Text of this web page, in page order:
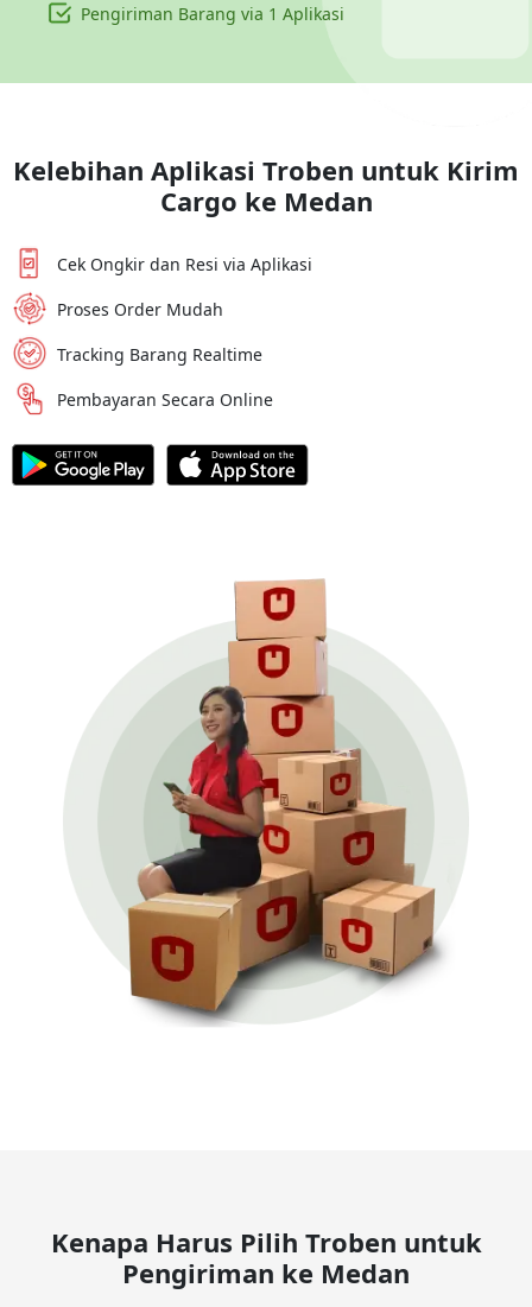
Pengiriman Barang via 1 Aplikasi
Kelebihan Aplikasi Troben untuk Kirim
Cargo ke Medan
Cek Ongkir dan Resi via Aplikasi
Proses Order Mudah
Tracking Barang Realtime
Pembayaran Secara Online
Kenapa Harus Pilih Troben untuk
Pengiriman ke Medan